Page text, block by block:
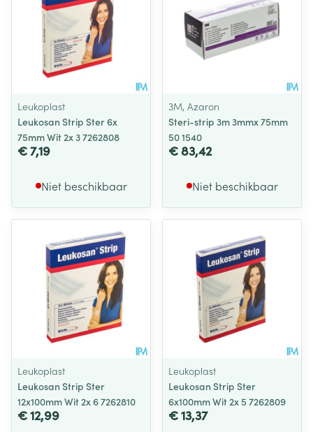
Leukoplast
Leukosan Strip Ster 6x
75mm Wit 2x 3 7262808
€ 7,19
Niet beschikbaar
3M, Azaron
Steri-strip 3m 3mmx 75mm
50 1540
€ 83,42
Niet beschikbaar
Leukoplast
Leukosan Strip Ster
12x100mm Wit 2x 6 7262810
€ 12,99
Leukoplast
Leukosan Strip Ster
6x100mm Wit 2x 5 7262809
€ 13,37